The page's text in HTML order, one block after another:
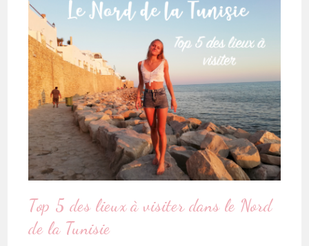
Top 5 des lieux à visiter dans le Nord
de la Tunisie